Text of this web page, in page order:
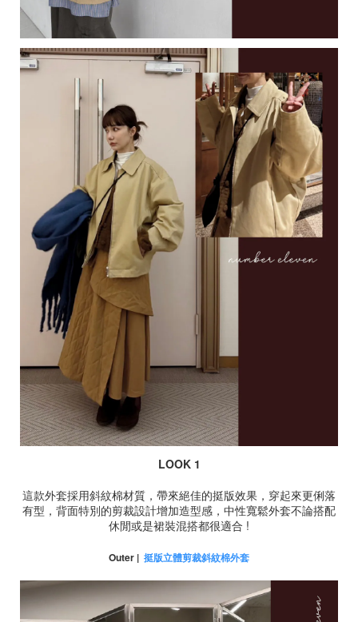
LOOK 1
這款外套採用斜紋棉材質，帶來絕佳的挺版效果，穿起來更俐落
有型，背面特別的剪裁設計增加造型感，中性寬鬆外套不論搭配
休閒或是裙裝混搭都很適合 !
Outer | 挺版立體剪裁斜紋棉外套